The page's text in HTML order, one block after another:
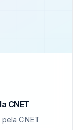
CNET
CNET